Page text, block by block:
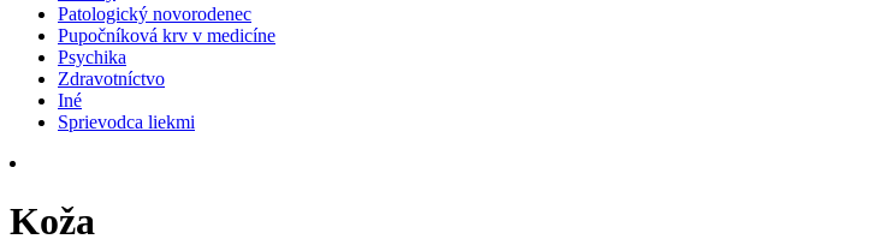
Patologický novorodenec
Pupočníková krv v medicíne
Psychika
Zdravotníctvo
Iné
Sprievodca liekmi
Koža